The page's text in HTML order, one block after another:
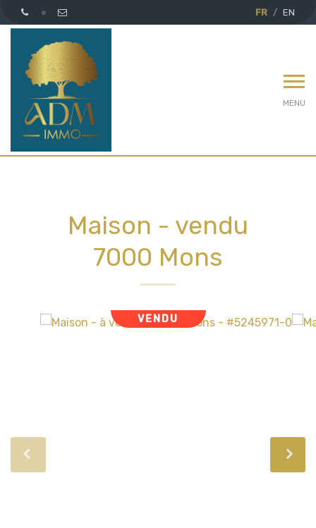
FR EN
MENU
Maison - vendu
7000 Mons
VENDU